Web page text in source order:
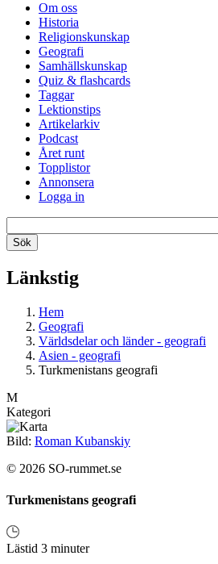
Om oss
Historia
Religionskunskap
Geografi
Samhällskunskap
Quiz & flashcards
Taggar
Lektionstips
Artikelarkiv
Podcast
Året runt
Topplistor
Annonsera
Logga in
Länkstig
Hem
Geografi
Världsdelar och länder - geografi
Asien - geografi
Turkmenistans geografi
M
Kategori
Bild: Roman Kubanskiy
© 2026 SO-rummet.se
Turkmenistans geografi
Lästid 3 minuter